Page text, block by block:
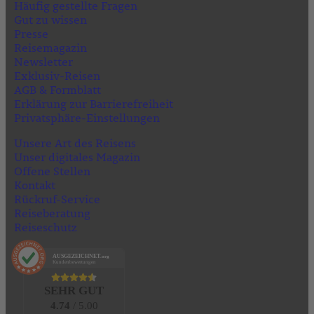
Häufig gestellte Fragen
Gut zu wissen
Presse
Reisemagazin
Newsletter
Exklusiv-Reisen
AGB & Formblatt
Erklärung zur Barrierefreiheit
Privatsphäre-Einstellungen
Unsere Art des Reisens
Unser digitales Magazin
Offene Stellen
Kontakt
Rückruf-Service
Reiseberatung
Reiseschutz
AUSGEZEICHNET .org
Kundenbewertungen